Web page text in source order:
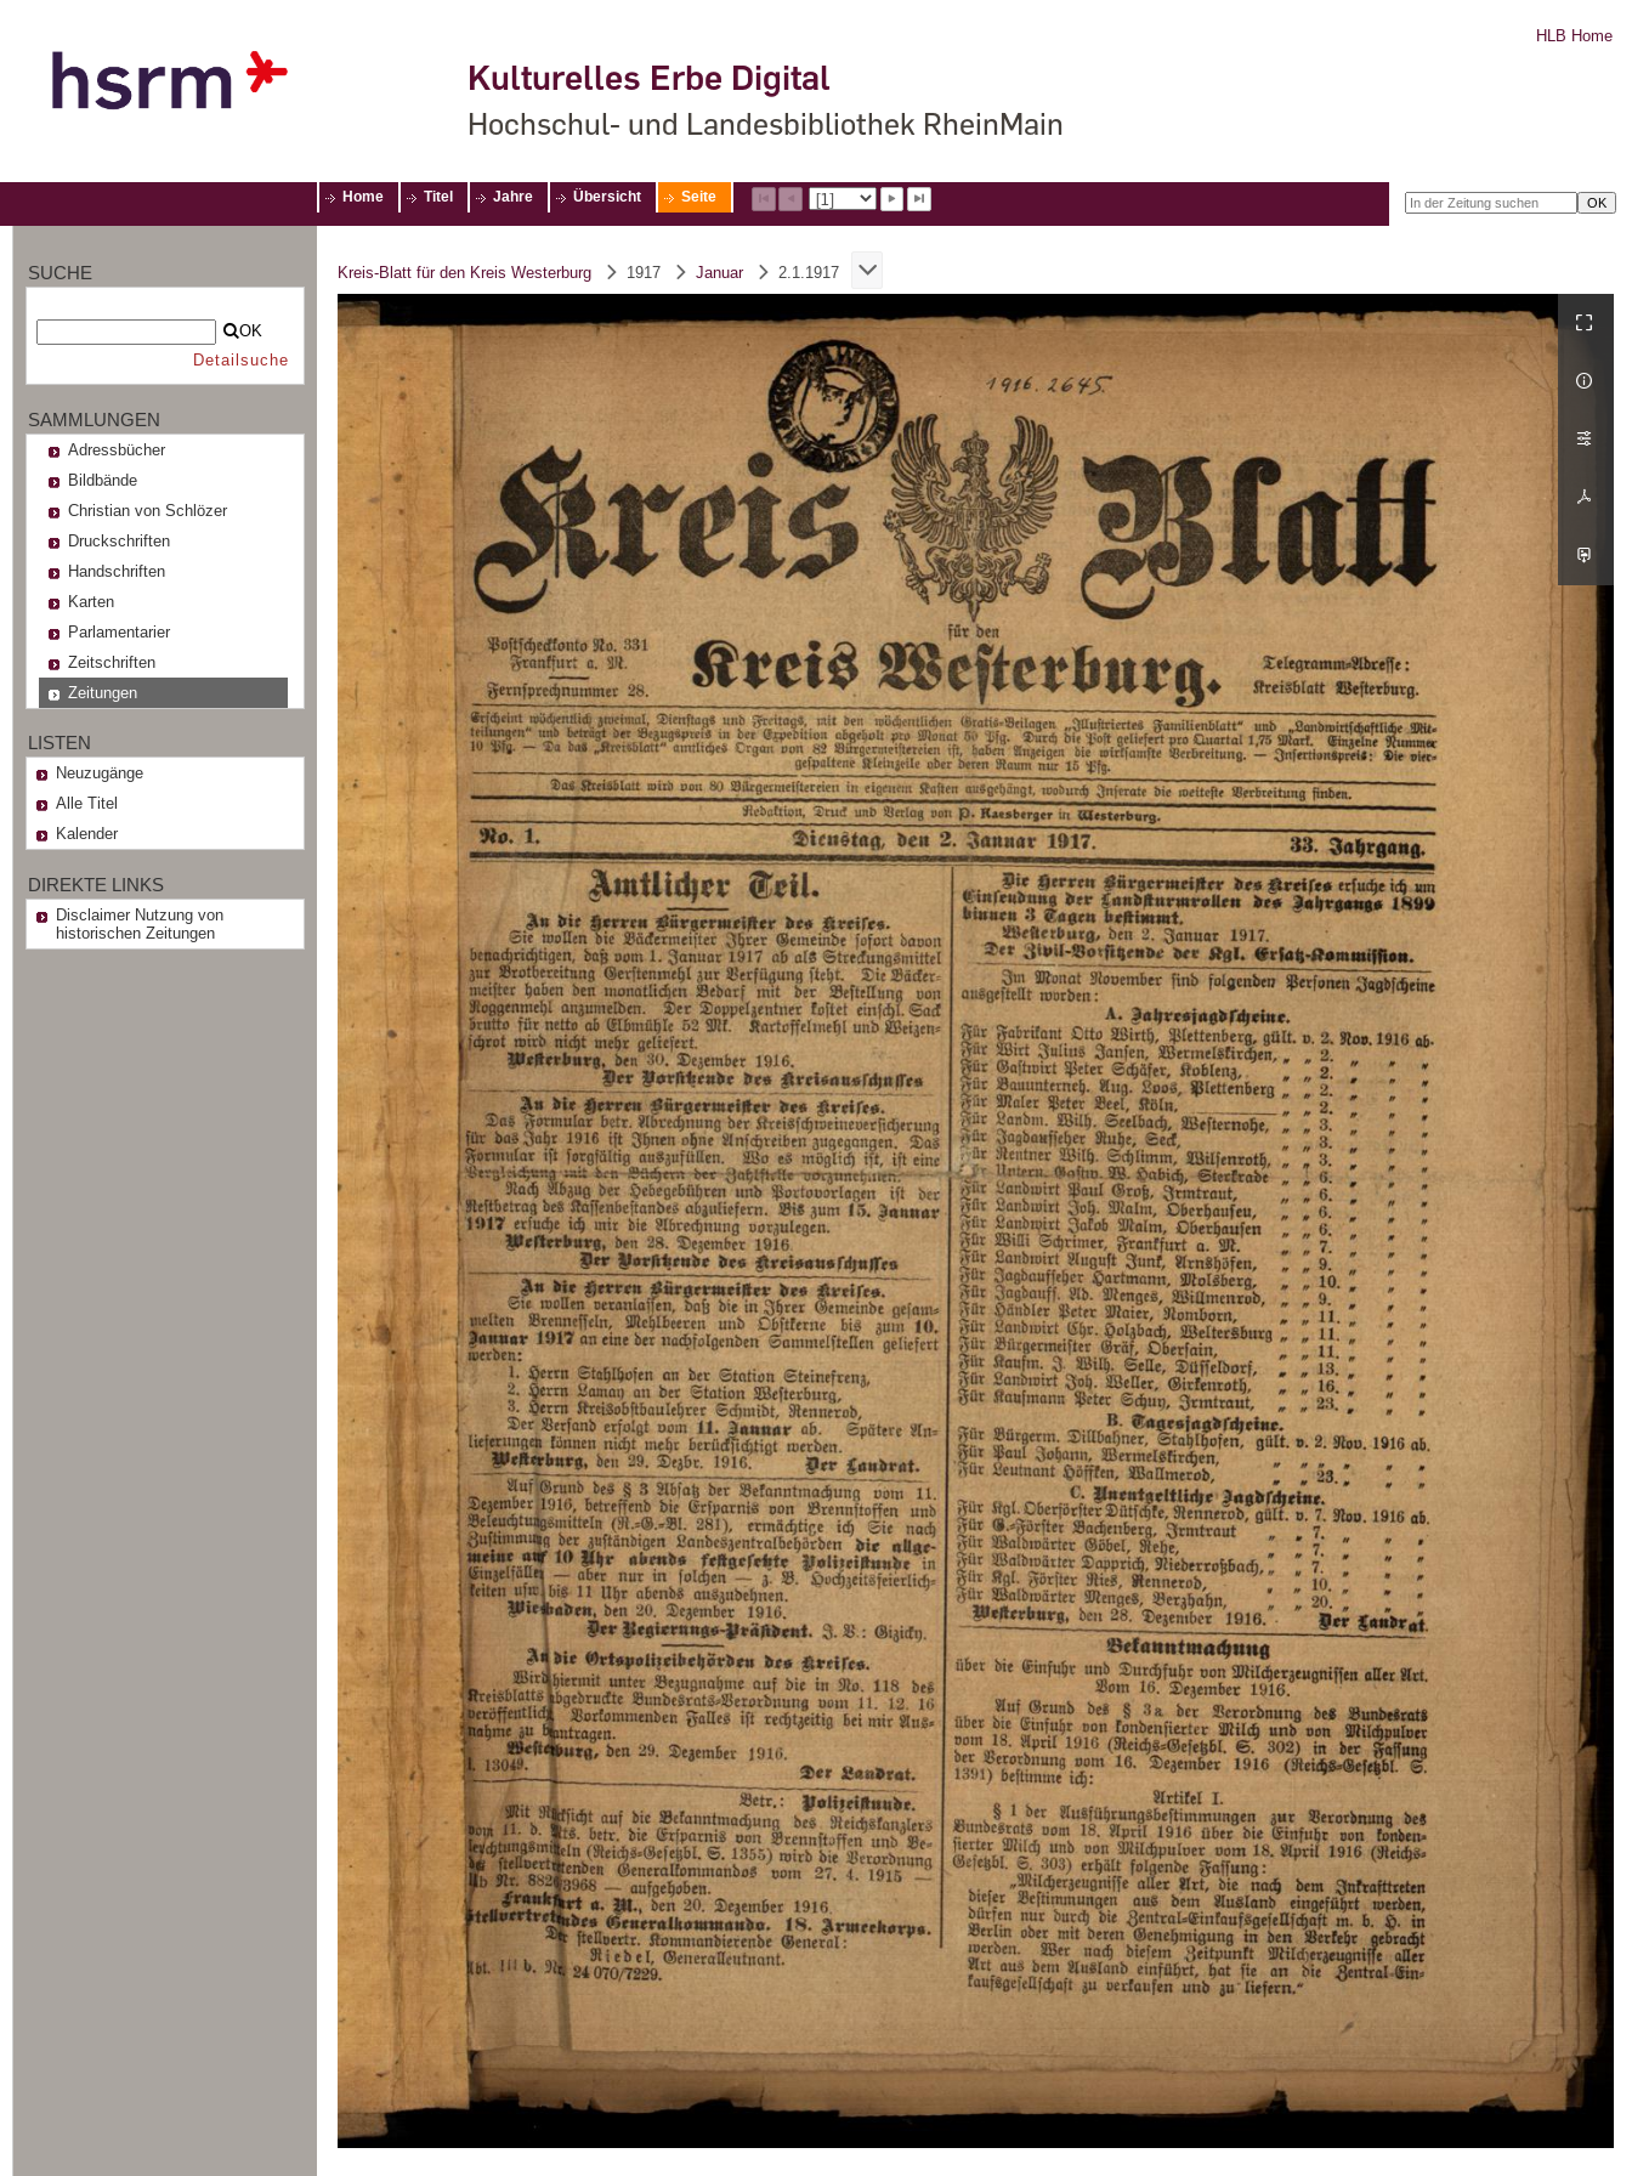
Kulturelles Erbe Digital
Hochschul- und Landesbibliothek RheinMain
HLB Home
Home Titel Jahre Übersicht Seite
SUCHE
OK
Detailsuche
SAMMLUNGEN
Adressbücher
Bildbände
Christian von Schlözer
Druckschriften
Handschriften
Karten
Parlamentarier
Zeitschriften
Zeitungen
LISTEN
Neuzugänge
Alle Titel
Kalender
DIREKTE LINKS
Disclaimer Nutzung von
historischen Zeitungen
Kreis-Blatt für den Kreis Westerburg 1917 Januar 2.1.1917